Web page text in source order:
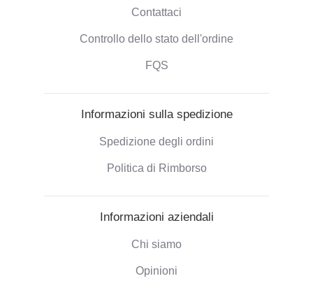
Contattaci
Controllo dello stato dell'ordine
FQS
Informazioni sulla spedizione
Spedizione degli ordini
Politica di Rimborso
Informazioni aziendali
Chi siamo
Opinioni